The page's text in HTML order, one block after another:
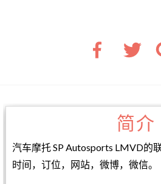
简介
汽车摩托 SP Autosports LMVD的
时间，订位，网站，微博，微信。